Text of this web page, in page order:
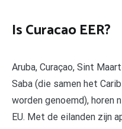
Is Curacao EER?
Aruba, Curaçao, Sint
Saba (die samen het
worden genoemd), horen
EU. Met de eilanden zijn